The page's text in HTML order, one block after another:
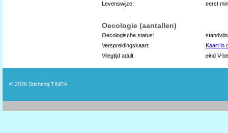
Levenswijze:
eerst
Oecologie (aantallen)
Oecologische status:
Verspreidingskaart:
Kaart in
Vliegtijd adult:
eind V-
© 2026 Stichting TINEA